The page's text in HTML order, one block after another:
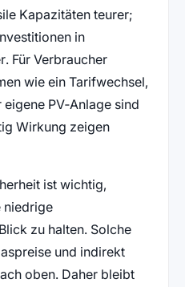
Kapazitäten teurer;
in
Für Verbraucher
wie ein Tarifwechsel,
PV‑Anlage sind
Wirkung zeigen
ist wichtig,
niedrige
zu halten. Solche
und indirekt
oben. Daher bleibt